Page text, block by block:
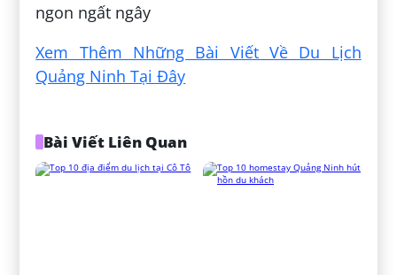
ngon ngất ngây
Xem Thêm Những Bài Viết Về Du Lịch
Quảng Ninh Tại Đây
Bài Viết Liên Quan